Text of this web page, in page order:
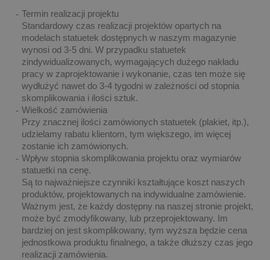
Termin realizacji projektu
Standardowy czas realizacji projektów opartych na
modelach statuetek dostępnych w naszym magazynie
wynosi od 3-5 dni. W przypadku statuetek
zindywidualizowanych, wymagających dużego nakładu
pracy w zaprojektowanie i wykonanie, czas ten może się
wydłużyć nawet do 3-4 tygodni w zależności od stopnia
skomplikowania i ilości sztuk.
Wielkość zamówienia
Przy znacznej ilości zamówionych statuetek (plakiet, itp.),
udzielamy rabatu klientom, tym większego, im więcej
zostanie ich zamówionych.
Wpływ stopnia skomplikowania projektu oraz wymiarów
statuetki na cenę.
Są to najważniejsze czynniki kształtujące koszt naszych
produktów, projektowanych na indywidualne zamówienie.
Ważnym jest, że każdy dostępny na naszej stronie projekt,
może być zmodyfikowany, lub przeprojektowany. Im
bardziej on jest skomplikowany, tym wyższa będzie cena
jednostkowa produktu finalnego, a także dłuższy czas jego
realizacji zamówienia.